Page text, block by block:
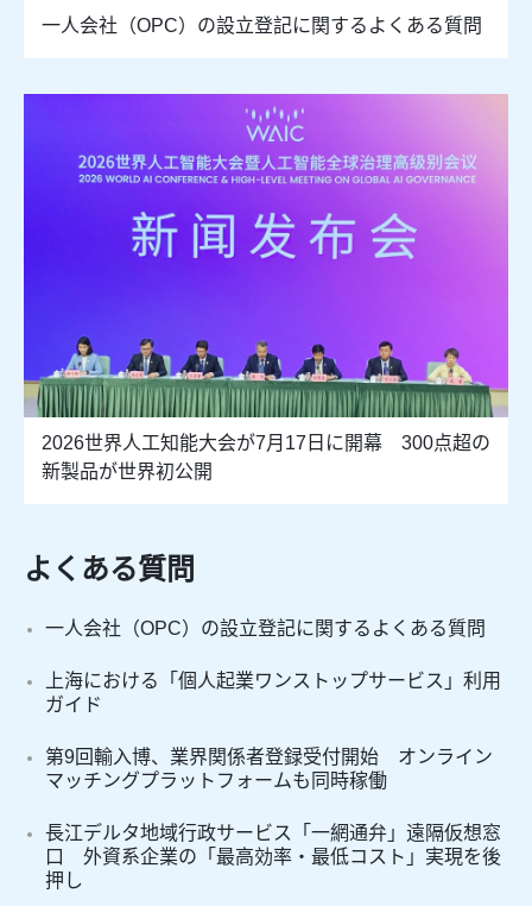
一人会社（OPC）の設立登記に関するよくある質問
2026世界人工知能大会が7月17日に開幕 300点超の
新製品が世界初公開
よくある質問
一人会社（OPC）の設立登記に関するよくある質問
上海における「個人起業ワンストップサービス」利用
ガイド
第9回輸入博、業界関係者登録受付開始 オンライン
マッチングプラットフォームも同時稼働
長江デルタ地域行政サービス「一網通弁」遠隔仮想窓
口 外資系企業の「最高効率・最低コスト」実現を後
押し